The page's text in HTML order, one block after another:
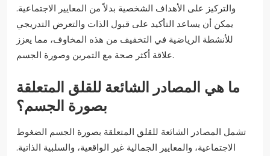
والتركيز على الأهداف الشخصية بدلاً من المعايير الاجتماعية.
يمكن أن يساعد التأكيد على قبول الذات والتعرض التدريجي
للأنشطة الرياضية في التخفيف من هذه المخاوف، مما يعزز
علاقة أكثر صحة مع التمرين وصورة الجسم.
ما هي المصادر الشائعة للقلق المتعلقة
بصورة الجسم؟
تشمل المصادر الشائعة للقلق المتعلقة بصورة الجسم الضغوط
الاجتماعية، والمعايير الجمالية غير الواقعية، والسلبية الذاتية.